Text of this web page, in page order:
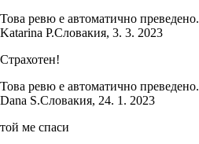
Това ревю е автоматично преведено.
Katarina P.Словакия, 3. 3. 2023
Страхотен!
Това ревю е автоматично преведено.
Dana S.Словакия, 24. 1. 2023
той ме спаси